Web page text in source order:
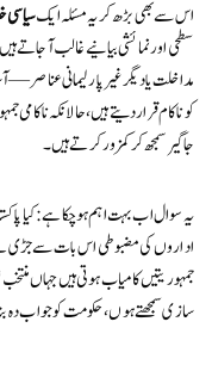
اس سے بھی بڑھ کر یہ مسئلہ ایکسیاسی
سطحی اور نمائشی بیانیے غالب آ جاتے
مداخلت یا دیگر غیر پارلیمانی
کو ناکام قرار دیتے ہیں، حالانکہ
جاگیر سمجھ کر کمزور کرتے ہیں۔
یہ سوال اب بہت اہم ہو چکا ہے: کیا
اداروں کی مضبوطی اس بات سے جڑی ہے کہ
جمہوریتیں کامیاب ہوتی ہیں جہاں
سازی سمجھتے ہوں، حکومت کو جواب